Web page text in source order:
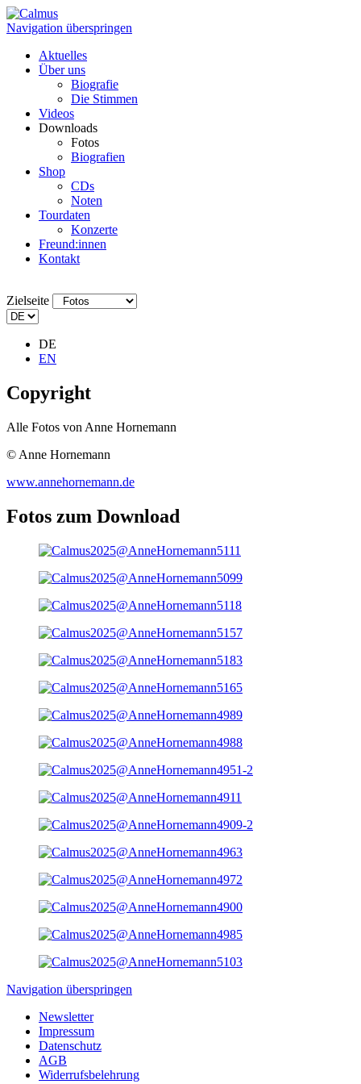
Navigation überspringen
Aktuelles
Über uns
Biografie
Die Stimmen
Videos
Downloads
Fotos
Biografien
Shop
CDs
Noten
Tourdaten
Konzerte
Freund:innen
Kontakt
Zielseite
DE
EN
Copyright
Alle Fotos von Anne Hornemann
© Anne Hornemann
www.annehornemann.de
Fotos zum Download
Navigation überspringen
Newsletter
Impressum
Datenschutz
AGB
Widerrufsbelehrung